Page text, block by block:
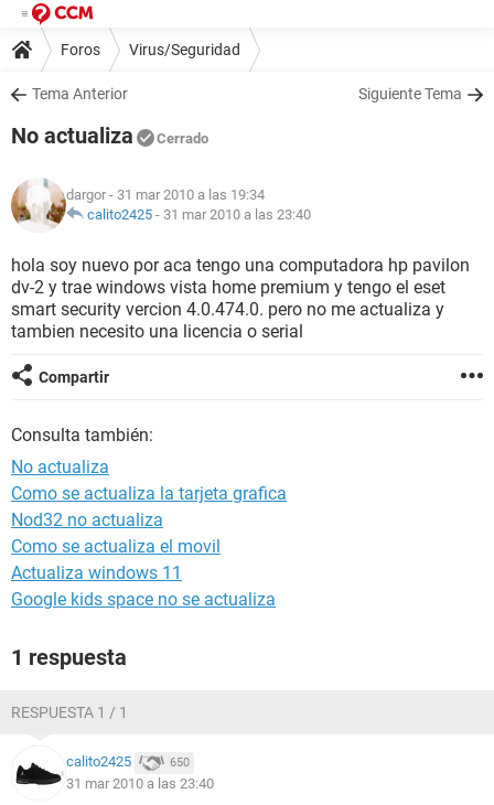
Foros Virus/Seguridad
Tema Anterior Siguiente Tema
No actualiza Cerrado
dargor - 31 mar 2010 a las 19:34
calito2425 - 31 mar 2010 a las 23:40
hola soy nuevo por aca tengo una computadora hp pavilon
dv-2 y trae windows vista home premium y tengo el eset
smart security vercion 4.0.474.0. pero no me actualiza y
tambien necesito una licencia o serial
Compartir
Consulta también:
No actualiza
Como se actualiza la tarjeta grafica
Nod32 no actualiza
Como se actualiza el movil
Actualiza windows 11
Google kids space no se actualiza
1 respuesta
RESPUESTA 1 / 1
calito2425 650
31 mar 2010 a las 23:40